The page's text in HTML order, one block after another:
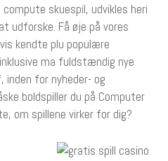
skuespil, udvikles heri
udforske. Få øje på vores
kendte plu populære
ma fuldstændig nye
for nyheder- og
boldspiller du på Computer
om spillene virker for dig?